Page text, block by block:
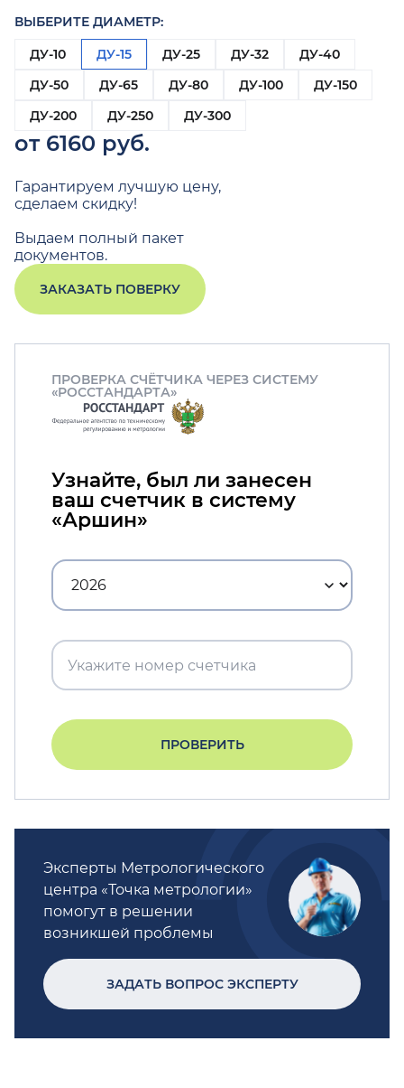
ВЫБЕРИТЕ ДИАМЕТР:
ДУ-10
ДУ-15 ДУ-25 ДУ-32
ДУ-40
ДУ-50
ДУ-65 ДУ-80 ДУ-100
ДУ-150
ДУ-200
ДУ-250 ДУ-300
от 6160 руб.
Гарантируем лучшую цену,
сделаем скидку!
Выдаем полный пакет
документов.
ЗАКАЗАТЬ ПОВЕРКУ
ПРОВЕРКА СЧЁТЧИКА ЧЕРЕЗ СИСТЕМУ
«РОССТАНДАРТА»
Узнайте, был ли занесен
ваш счетчик в систему
«Аршин»
ПРОВЕРИТЬ
Эксперты Метрологического
центра «Точка метрологии»
помогут в решении
возникшей проблемы
ЗАДАТЬ ВОПРОС ЭКСПЕРТУ